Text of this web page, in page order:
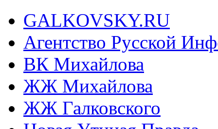
GALKOVSKY.RU
Агентство Русской
ВК Михайлова
ЖЖ Михайлова
ЖЖ Галковского